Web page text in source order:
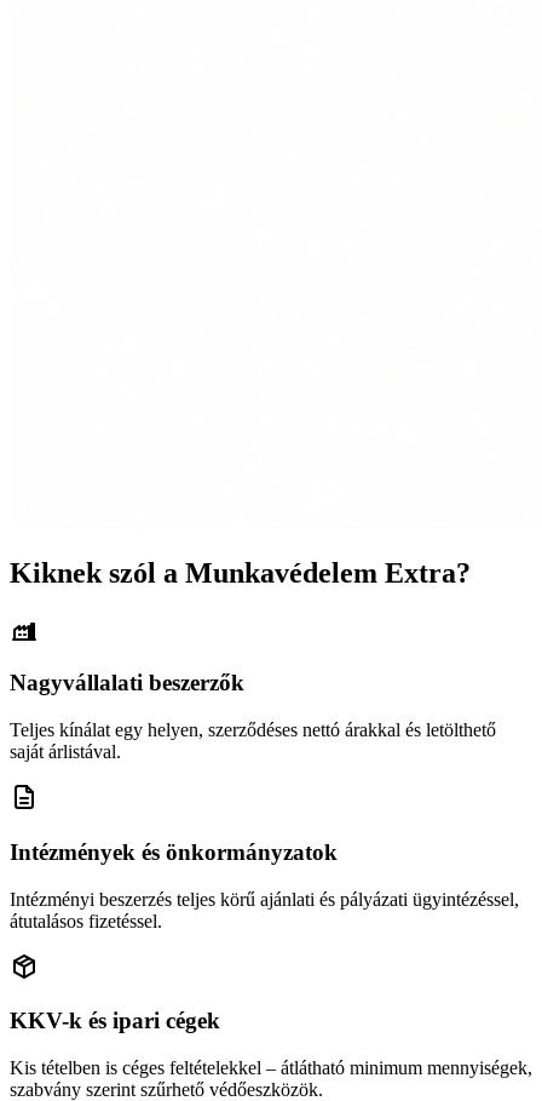
Kiknek szól a Munkavédelem Extra?
Nagyvállalati beszerzők
Teljes kínálat egy helyen, szerződéses nettó árakkal és letölthető
saját árlistával.
Intézmények és önkormányzatok
Intézményi beszerzés teljes körű ajánlati és pályázati ügyintézéssel,
átutalásos fizetéssel.
KKV-k és ipari cégek
Kis tételben is céges feltételekkel – átlátható minimum mennyiségek,
szabvány szerint szűrhető védőeszközök.